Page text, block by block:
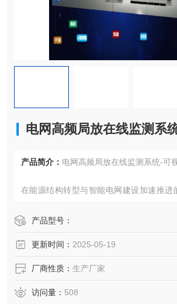
电网高频局放在线监测系
产品简介： 电网高频局放在线监测系统-可
在能源结构转型与智能电网建设加速推进
运行的核心需求。随着新型电力系统对可
电力设备运维模式，为电网资产全生命周
产品型号：
更新时间： 2025-05-19
厂商性质： 生产厂家
访问量： 508